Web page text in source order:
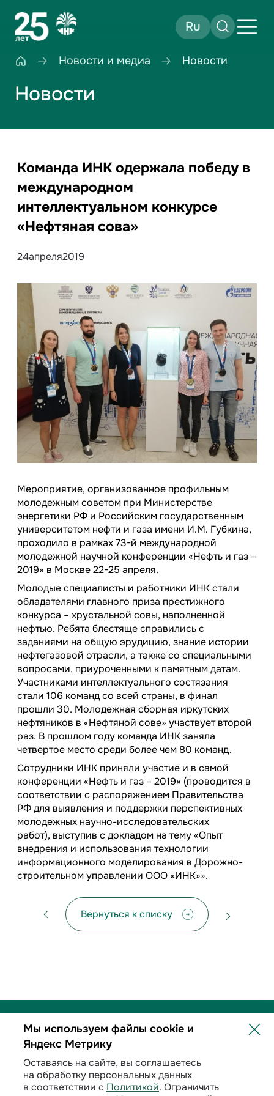
Ru
Новости и медиа Новости
Новости
Команда ИНК одержала победу в
международном
интеллектуальном конкурсе
«Нефтяная сова»
24апреля2019
Мероприятие, организованное профильным
молодежным советом при Министерстве
энергетики РФ и Российским государственным
университетом нефти и газа имени И.М. Губкина,
проходило в рамках 73-й международной
молодежной научной конференции «Нефть и газ –
2019» в Москве 22-25 апреля.
Молодые специалисты и работники ИНК стали
обладателями главного приза престижного
конкурса – хрустальной совы, наполненной
нефтью. Ребята блестяще справились с
заданиями на общую эрудицию, знание истории
нефтегазовой отрасли, а также со специальными
вопросами, приуроченными к памятным датам.
Участниками интеллектуального состязания
стали 106 команд со всей страны, в финал
прошли 30. Молодежная сборная иркутских
нефтяников в «Нефтяной сове» участвует второй
раз. В прошлом году команда ИНК заняла
четвертое место среди более чем 80 команд.
Сотрудники ИНК приняли участие и в самой
конференции «Нефть и газ – 2019» (проводится в
соответствии с распоряжением Правительства
РФ для выявления и поддержки перспективных
молодежных научно-исследовательских
работ), выступив с докладом на тему «Опыт
внедрения и использования технологии
информационного моделирования в Дорожно-
строительном управлении ООО «ИНК»».
Вернуться к списку
Политика обработки персональных данных
Договорные условия
Мы используем файлы cookie и
Яндекс Метрику
Оставаясь на сайте, вы соглашаетесь
на обработку персональных данных
в соответствии с Политикой. Ограничить